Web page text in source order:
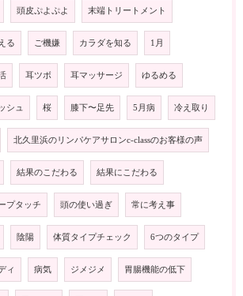
頭皮ぷよぷよ 末端トリートメント
る ご機嫌 カラダを知る 1月
耳ツボ 耳マッサージ ゆるめる
シュ 桜 膝下〜足先 5月病 冷え取り
北久里浜のリンパケアサロンc-classのお客様の声
結果のこだわる 結果にこだわる
プタッチ 頭の使い過ぎ 常に考え事
陰陽 体質タイプチェック 6つのタイプ
ィ 病気 ジメジメ 胃腸機能の低下